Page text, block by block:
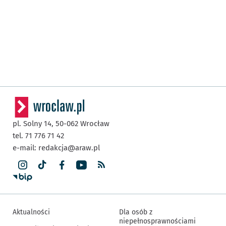
pl. Solny 14, 50-062 Wrocław
tel. 71 776 71 42
e-mail: redakcja@araw.pl
Aktualności
Dla osób z
niepełnosprawnościami